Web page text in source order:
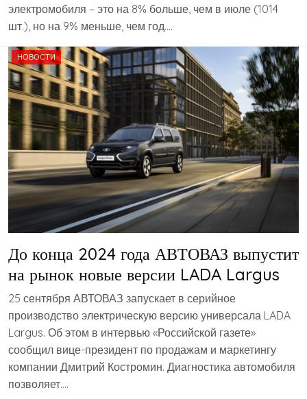
электромобиля – это на 8% больше, чем в июле (1014
шт.), но на 9% меньше, чем год….
НОВОСТИ
До конца 2024 года АВТОВАЗ выпустит
на рынок новые версии LADA Largus
25 сентября АВТОВАЗ запускает в серийное
производство электрическую версию универсала LADA
Largus. Об этом в интервью «Российской газете»
сообщил вице-президент по продажам и маркетингу
компании Дмитрий Костромин. Диагностика автомобиля
позволяет….